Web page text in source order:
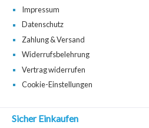
Impressum
Datenschutz
Zahlung & Versand
Widerrufsbelehrung
Vertrag widerrufen
Cookie-Einstellungen
Sicher Einkaufen